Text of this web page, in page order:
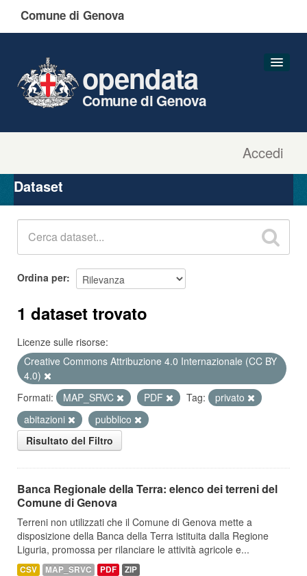
Comune di Genova
Accedi
opendata
Comune di Genova
Organizzazioni
Gruppi
Dataset
Ordina per
1 dataset trovato
Licenze sulle risorse:
Creative Commons Attribuzione 4.0 Internazionale (CC BY
4.0)
Formati:
MAP_SRVC PDF Tag:
privato
abitazioni
pubblico
Risultato del Filtro
Banca Regionale della Terra: elenco dei terreni del
Comune di Genova
Terreni non utilizzati che il Comune di Genova mette a
disposizione della Banca della Terra istituita dalla Regione
Liguria, promossa per rilanciare le attività agricole e...
CSV MAP_SRVC PDF ZIP